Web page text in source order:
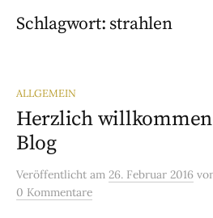
Schlagwort: strahlen
ALLGEMEIN
Herzlich
Blog
Veröffentlicht am 26. Februar 2016
0 Kommentare